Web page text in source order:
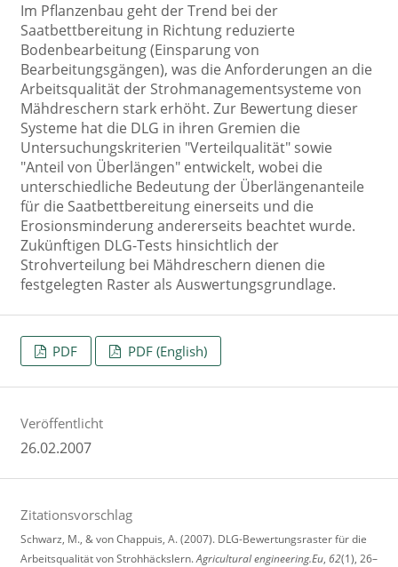
Im Pflanzenbau geht der Trend bei der
Saatbettbereitung in Richtung reduzierte
Bodenbearbeitung (Einsparung von
Bearbeitungsgängen), was die Anforderungen an die
Arbeitsqualität der Strohmanagementsysteme von
Mähdreschern stark erhöht. Zur Bewertung dieser
Systeme hat die DLG in ihren Gremien die
Untersuchungskriterien "Verteilqualität" sowie
"Anteil von Überlängen" entwickelt, wobei die
unterschiedliche Bedeutung der Überlängenanteile
für die Saatbettbereitung einerseits und die
Erosionsminderung andererseits beachtet wurde.
Zukünftigen DLG-Tests hinsichtlich der
Strohverteilung bei Mähdreschern dienen die
festgelegten Raster als Auswertungsgrundlage.
PDF PDF (English)
Veröffentlicht
26.02.2007
Zitationsvorschlag
Schwarz, M., & von Chappuis, A. (2007). DLG-Bewertungsraster für die
Arbeitsqualität von Strohhäckslern.Agricultural engineering.Eu, 62(1), 26–